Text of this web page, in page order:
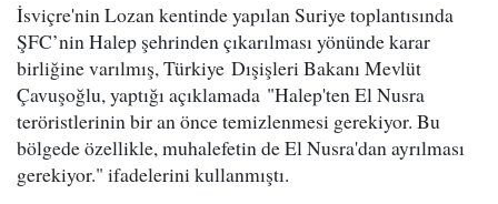
İsviçre'nin Lozan kentinde yapılan Suriye toplantısında
ŞFC’nin Halep şehrinden çıkarılması yönünde karar
birliğine varılmış, Türkiye Dışişleri Bakanı Mevlüt
Çavuşoğlu, yaptığı açıklamada "Halep'ten El Nusra
teröristlerinin bir an önce temizlenmesi gerekiyor. Bu
bölgede özellikle, muhalefetin de El Nusra'dan ayrılması
gerekiyor." ifadelerini kullanmıştı.